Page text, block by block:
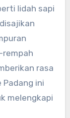
lidah sapi
rempah
rasa
ini
melengkapi